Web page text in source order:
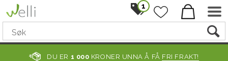
1
DU ER 1 000 KRONER UNNA Å FÅ FRI FRAKT!